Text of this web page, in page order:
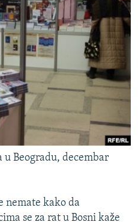
u Beogradu, decembar
nemate kako da
se za rat u Bosni kaže